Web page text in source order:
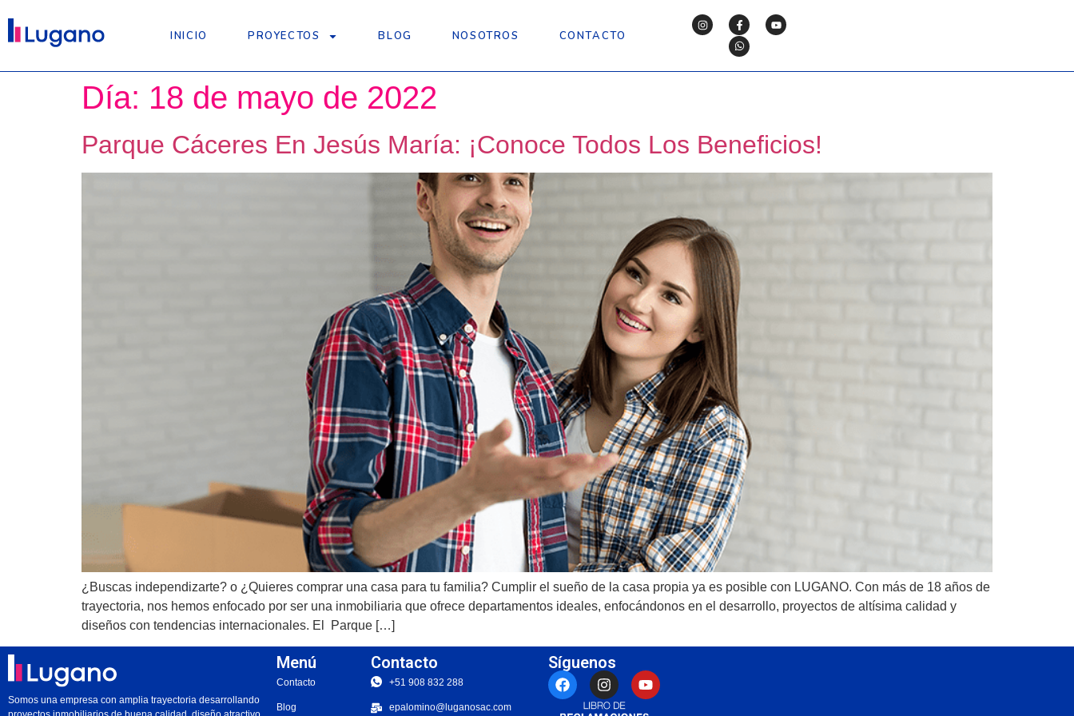
INICIO PROYECTOS BLOG NOSOTROS CONTACTO
Día: 18 de mayo de 2022
Parque Cáceres En Jesús María: ¡Conoce Todos Los Beneficios!
¿Buscas independizarte? o ¿Quieres comprar una casa para tu familia? Cumplir el sueño de la casa propia ya es posible con LUGANO. Con más de 18 años de
trayectoria, nos hemos enfocado por ser una inmobiliaria que ofrece departamentos ideales, enfocándonos en el desarrollo, proyectos de altísima calidad y
diseños con tendencias internacionales. El Parque […]
Somos una empresa con amplia trayectoria desarrollando
Menú
Contacto
Blog
Contacto
+51 908 832 288
epalomino@luganosac.com
Síguenos